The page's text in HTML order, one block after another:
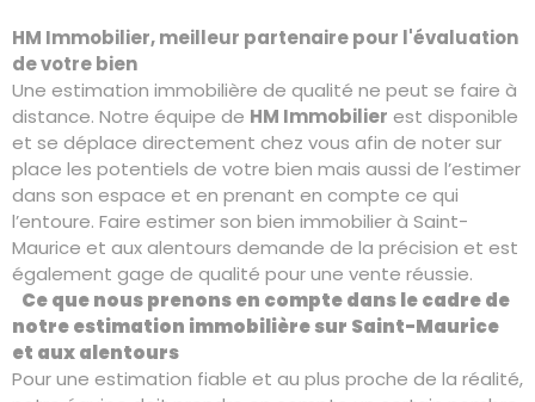
HM Immobilier, meilleur partenaire pour l'évaluation
de votre bien
Une estimation immobilière de qualité ne peut se faire à
distance. Notre équipe de HM Immobilier est disponible
et se déplace directement chez vous afin de noter sur
place les potentiels de votre bien mais aussi de l’estimer
dans son espace et en prenant en compte ce qui
l’entoure. Faire estimer son bien immobilier à Saint-
Maurice et aux alentours demande de la précision et est
également gage de qualité pour une vente réussie.
Ce que nous prenons en compte dans le cadre de
notre estimation immobilière sur Saint-Maurice
et aux alentours
Pour une estimation fiable et au plus proche de la réalité,